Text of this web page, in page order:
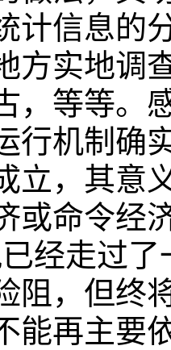
计信息的
方实地调
，等等。
行机制确
立，其意
或命令经
经走过
阻，但终
能再主要